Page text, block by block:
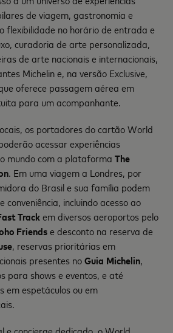
de viagem, gastronomia e
flexibilidade no horário de entrada e
curadoria de arte personalizada,
de arte nacionais e internacionais,
Michelin e, na versão Exclusive,
oferece passagem aérea em
para um acompanhante.
os portadores do cartão World
acessar experiências
mundo com a plataformaThe
. Em uma viagem a Londres, por
do Brasil e sua família podem
incluindo acesso ao
Trackem diversos aeroportos pelo
Friendse desconto na reserva de
, reservas prioritárias em
presentes noGuia Michelin,
para shows e eventos, e até
em espetáculos ou em